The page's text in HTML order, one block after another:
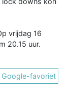
vrijdag 16
20.15 uur.
Google-favoriet